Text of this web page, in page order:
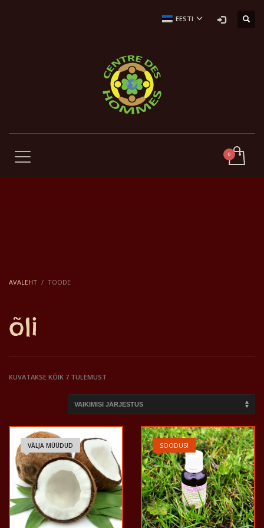
EESTI
AVALEHT TOODE
õli
KUVATAKSE KÕIK 7 TULEMUST
VÄLJA MÜÜDUD SOODUS!